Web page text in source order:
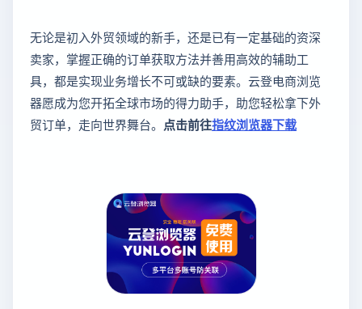
无论是初入外贸领域的新手，还是已有一定基础的资深
卖家，掌握正确的订单获取方法并善用高效的辅助工
具，都是实现业务增长不可或缺的要素。云登电商浏览
器愿成为您开拓全球市场的得力助手，助您轻松拿下外
贸订单，走向世界舞台。 点击前往指纹浏览器下载